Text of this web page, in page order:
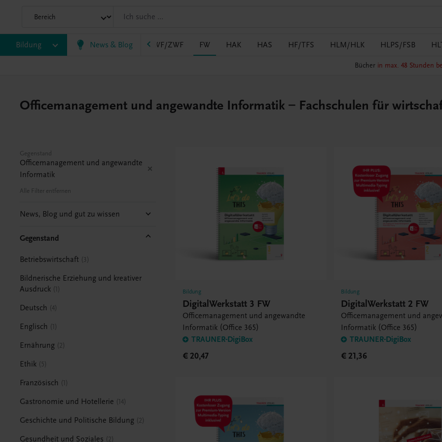
Bildung News & Blog
BAFEP/BASOP BRP BS EWF/ZWF FW HAK HAS HF/TFS HLM/HLK HLPS/FSB
Bücher in max. 48 Stunden
Officemanagement und angewandte Informatik – Fachschulen für
Gegenstand
Officemanagement und angewandte
Informatik
Alle Filter entfernen
News, Blog und gut zu wissen
Gegenstand
Betriebswirtschaft 3
Bildnerische Erziehung und kreativer
Ausdruck 1
Deutsch 4
Englisch 1
Ernährung 2
Ethik 5
Französisch 1
Gastronomie und Hotellerie 14
Geschichte und Politische Bildung 2
Gesundheit und Soziales 2
Bildung
DigitalWerkstatt 3 FW
Officemanagement und angewandte
Informatik (Office 365)
TRAUNER-DigiBox
€ 20,47
Bildung
DigitalWerkstatt 2 FW
Officemanagement und
Informatik (Office 365)
TRAUNER-DigiBox
€ 21,36